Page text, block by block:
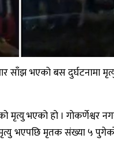
भएको बस दुर्घटनामा
मृत्यु भएको हो । गोकर्णेश्वर
भएपछि मृतक संख्या ५